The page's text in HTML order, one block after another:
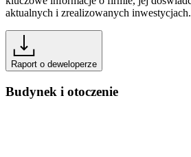
aktualnych i zrealizowanych inwestycjach.
Raport o deweloperze
Budynek i otoczenie